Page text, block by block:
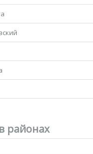
районах